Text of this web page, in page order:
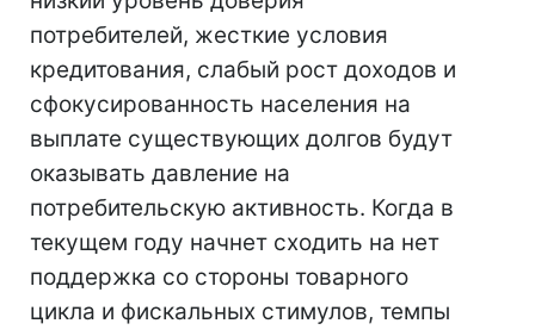
потребителей, жесткие условия
кредитования, слабый рост доходов и
сфокусированность населения на
выплате существующих долгов будут
оказывать давление на
потребительскую активность. Когда в
текущем году начнет сходить на нет
поддержка со стороны товарного
цикла и фискальных стимулов, темпы